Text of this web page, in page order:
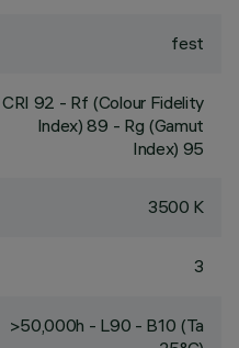
fest
CRI 92 - Rf (Colour Fidelity
Index) 89 - Rg (Gamut
Index) 95
3500 K
3
>50,000h - L90 - B10 (Ta